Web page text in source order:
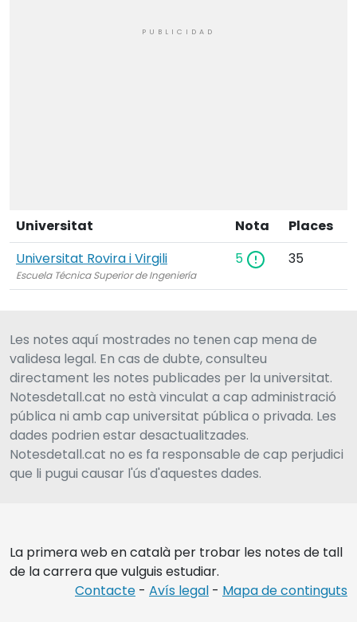
Universitat Nota
Places
Universitat Rovira i Virgili
Escuela Técnica Superior de Ingeniería
5 35
Les notes aquí mostrades no tenen cap mena de
validesa legal. En cas de dubte, consulteu
directament les notes publicades per la universitat.
Notesdetall.cat no està vinculat a cap administració
pública ni amb cap universitat pública o privada. Les
dades podrien estar desactualitzades.
Notesdetall.cat no es fa responsable de cap perjudici
que li pugui causar l'ús d'aquestes dades.
La primera web en català per trobar les notes de tall
de la carrera que vulguis estudiar.
Contacte - Avís legal - Mapa de continguts